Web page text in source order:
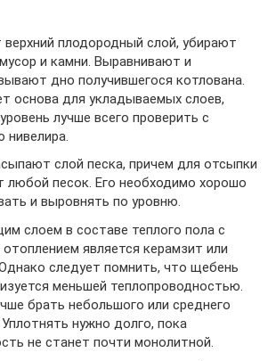
плодородный слой, убирают
и камни. Выравнивают и
дно получившегося котлована.
основа для укладываемых слоев,
лучше всего проверить с
слой песка, причем для отсыпки
любой песок. Его необходимо хорошо
и выровнять по уровню.
слоем в составе теплого пола с
является керамзит или
следует помнить, что щебень
меньшей теплопроводностью.
брать небольшого или среднего
нужно долго, пока
не станет почти монолитной.